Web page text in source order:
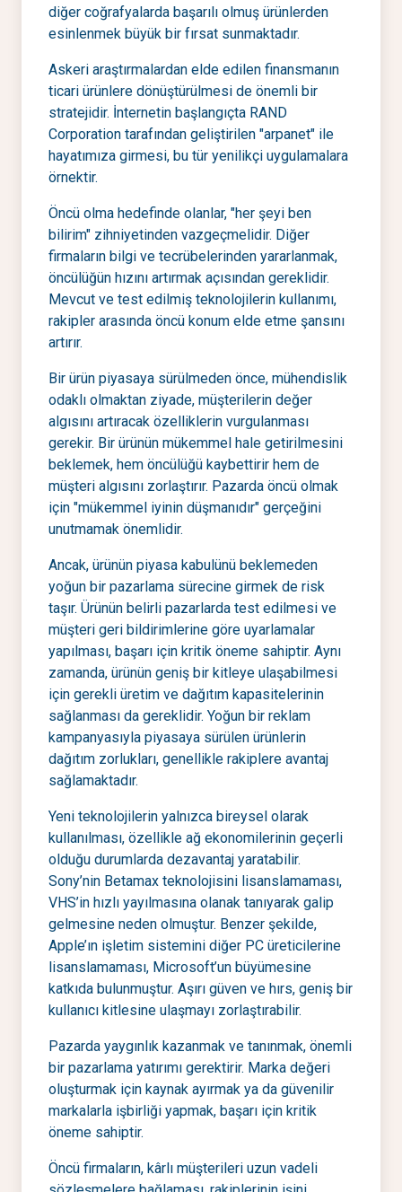
diğer coğrafyalarda başarılı olmuş ürünlerden
esinlenmek büyük bir fırsat sunmaktadır.
Askeri araştırmalardan elde edilen finansmanın
ticari ürünlere dönüştürülmesi de önemli bir
stratejidir. İnternetin başlangıçta RAND
Corporation tarafından geliştirilen "arpanet" ile
hayatımıza girmesi, bu tür yenilikçi uygulamalara
örnektir.
Öncü olma hedefinde olanlar, "her şeyi ben
bilirim" zihniyetinden vazgeçmelidir. Diğer
firmaların bilgi ve tecrübelerinden yararlanmak,
öncülüğün hızını artırmak açısından gereklidir.
Mevcut ve test edilmiş teknolojilerin kullanımı,
rakipler arasında öncü konum elde etme şansını
artırır.
Bir ürün piyasaya sürülmeden önce, mühendislik
odaklı olmaktan ziyade, müşterilerin değer
algısını artıracak özelliklerin vurgulanması
gerekir. Bir ürünün mükemmel hale getirilmesini
beklemek, hem öncülüğü kaybettirir hem de
müşteri algısını zorlaştırır. Pazarda öncü olmak
için "mükemmel iyinin düşmanıdır" gerçeğini
unutmamak önemlidir.
Ancak, ürünün piyasa kabulünü beklemeden
yoğun bir pazarlama sürecine girmek de risk
taşır. Ürünün belirli pazarlarda test edilmesi ve
müşteri geri bildirimlerine göre uyarlamalar
yapılması, başarı için kritik öneme sahiptir. Aynı
zamanda, ürünün geniş bir kitleye ulaşabilmesi
için gerekli üretim ve dağıtım kapasitelerinin
sağlanması da gereklidir. Yoğun bir reklam
kampanyasıyla piyasaya sürülen ürünlerin
dağıtım zorlukları, genellikle rakiplere avantaj
sağlamaktadır.
Yeni teknolojilerin yalnızca bireysel olarak
kullanılması, özellikle ağ ekonomilerinin geçerli
olduğu durumlarda dezavantaj yaratabilir.
Sony’nin Betamax teknolojisini lisanslamaması,
VHS’in hızlı yayılmasına olanak tanıyarak galip
gelmesine neden olmuştur. Benzer şekilde,
Apple’ın işletim sistemini diğer PC üreticilerine
lisanslamaması, Microsoft’un büyümesine
katkıda bulunmuştur. Aşırı güven ve hırs, geniş bir
kullanıcı kitlesine ulaşmayı zorlaştırabilir.
Pazarda yaygınlık kazanmak ve tanınmak, önemli
bir pazarlama yatırımı gerektirir. Marka değeri
oluşturmak için kaynak ayırmak ya da güvenilir
markalarla işbirliği yapmak, başarı için kritik
öneme sahiptir.
Öncü firmaların, kârlı müşterileri uzun vadeli